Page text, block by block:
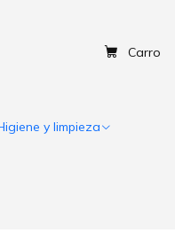
Carro
y limpieza